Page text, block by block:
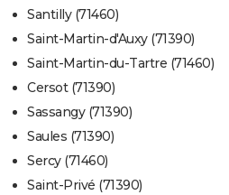
Santilly (71460)
Saint-Martin-d'Auxy (71390)
Saint-Martin-du-Tartre (71460)
Cersot (71390)
Sassangy (71390)
Saules (71390)
Sercy (71460)
Saint-Privé (71390)